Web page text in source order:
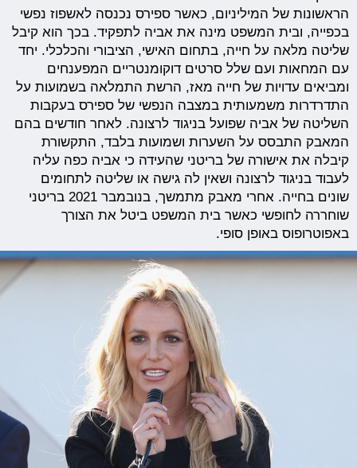
הראשונות של המיליניום, כאשר ספירס נכנסה לאשפוז נפשי
בכפייה, ובית המשפט מינה את אביה לתפקיד. בכך הוא קיבל
שליטה מלאה על חייה, בתחום האישי, הציבורי והכלכלי. יחד
עם המחאות ועם שלל סרטים דוקומנטריים המפענחים
ומביאים עדויות של חייה מאז, הרשת התמלאה בשמועות על
התדרדרות משמעותית במצבה הנפשי של ספירס בעקבות
השליטה של אביה שפועל בניגוד לרצונה. לאחר חודשים בהם
המאבק התבסס על השערות ושמועות בלבד, התקשורת
קיבלה את אישורה של בריטני שהעידה כי אביה כפה עליה
לעבוד בניגוד לרצונה ושאין לה גישה או שליטה לתחומים
שונים בחייה. אחרי מאבק מתמשך, בנובמבר 2021 בריטני
שוחררה לחופשי כאשר בית המשפט ביטל את הצורך
באפוטרופוס באופן סופי.